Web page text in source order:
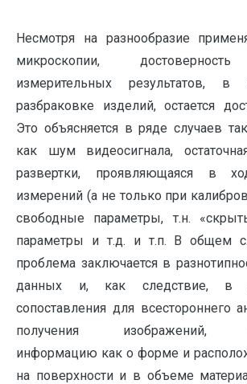
Несмотря на разнообразие
микроскопии,
измерительных результатов, в
разбраковке изделий, остается
Это объясняется в ряде случаев
как шум видеосигнала,
развертки, проявляющаяся в
измерений (а не только при
свободные параметры, т.н.
параметры и т.д. и т.п. В общем
проблема заключается в
данных и, как следствие, в
сопоставления для всестороннего
получения изображений,
информацию как о форме и
на поверхности и в объеме